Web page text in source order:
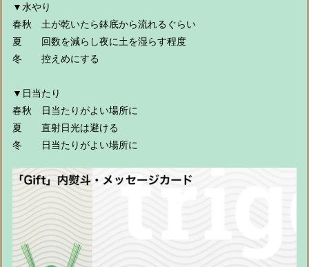
▼水やり
春秋 土が乾いたら鉢底から流れるぐらい
夏 回数を減らし夜に土を湿らす程度
冬 控えめにする
▼日当たり
春秋 日当たりがよい場所に
夏 直射日光は避ける
冬 日当たりがよい場所に